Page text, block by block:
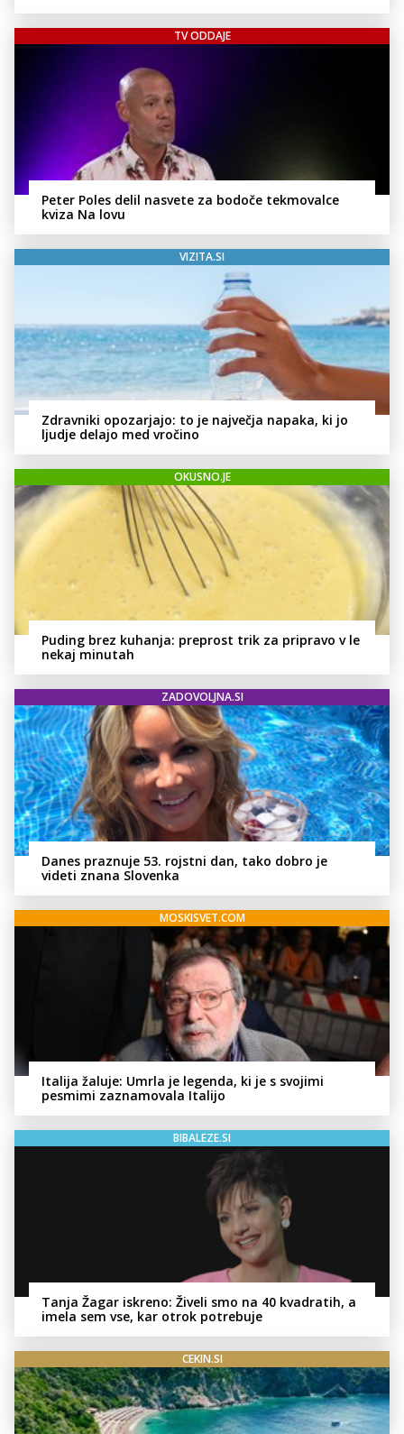
TV ODDAJE
Peter Poles delil nasvete za bodoče tekmovalce
kviza Na lovu
VIZITA.SI
Zdravniki opozarjajo: to je največja napaka, ki jo
ljudje delajo med vročino
OKUSNO.JE
Puding brez kuhanja: preprost trik za pripravo v le
nekaj minutah
ZADOVOLJNA.SI
Danes praznuje 53. rojstni dan, tako dobro je
videti znana Slovenka
MOSKISVET.COM
Italija žaluje: Umrla je legenda, ki je s svojimi
pesmimi zaznamovala Italijo
BIBALEZE.SI
Tanja Žagar iskreno: Živeli smo na 40 kvadratih, a
imela sem vse, kar otrok potrebuje
CEKIN.SI